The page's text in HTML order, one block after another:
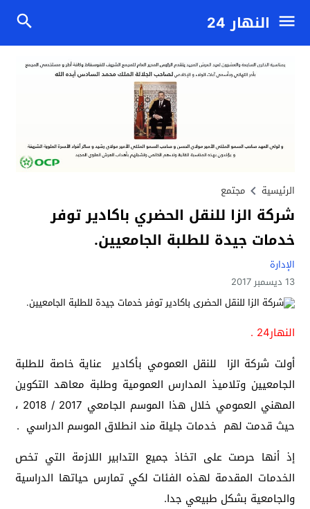
النهار 24
الرئيسية مجتمع
شركة الزا للنقل الحضري باكادير توفر
خدمات جيدة للطلبة الجامعيين.
الإدارة
13 ديسمبر 2017
النهار24 .
أولت شركة الزا للنقل العمومي بأكادير عناية خاصة للطلبة
الجامعيين وتلاميذ المدارس العمومية وطلبة معاهد التكوين
المهني العمومي خلال هذا الموسم الجامعي 2017 / 2018 ،
حيث قدمت لهم خدمات جليلة مند انطلاق الموسم الدراسي .
إذ أنها حرصت على اتخاذ جميع التدابير اللازمة التي تخص
الخدمات المقدمة لهذه الفئات لكي تمارس حياتها الدراسية
والجامعية بشكل طبيعي جدا.